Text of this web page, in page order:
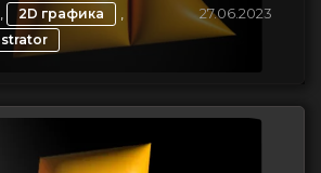
, 2D графика , 27.06.2023